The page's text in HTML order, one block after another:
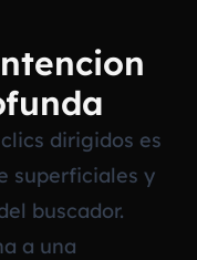
dirigidos es
superficiales y
buscador.
a una